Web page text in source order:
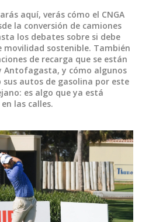
aquí, verás cómo el CNGA
la conversión de camiones
los debates sobre si debe
movilidad sostenible. También
de recarga que se están
Antofagasta, y cómo algunos
autos de gasolina por este
es algo que ya está
las calles.